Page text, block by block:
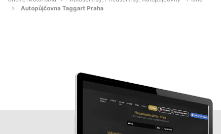
Autopůjčovna Taggart Praha